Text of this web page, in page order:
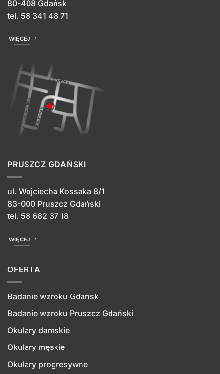
80-408 Gdańsk
tel. 58 341 48 71
WIĘCEJ
PRUSZCZ GDAŃSKI
ul. Wojciecha Kossaka 8/1
83-000 Pruszcz Gdański
tel. 58 682 37 18
WIĘCEJ
OFERTA
Badanie wzroku Gdańsk
Badanie wzroku Pruszcz Gdański
Okulary damskie
Okulary męskie
Okulary progresywne